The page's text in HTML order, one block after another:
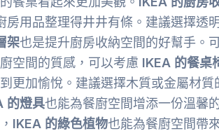
房用品整理得井井有條。建議選擇透
架也是提升廚房收納空間的好幫手。
空間的質感，可以考慮 IKEA 的餐桌
更加愉悅。建議選擇木質或金屬材
的燈具也能為餐廚空間增添一份溫馨
IKEA 的綠色植物也能為餐廚空間帶